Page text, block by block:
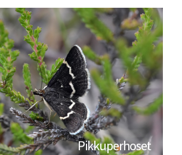
Pikkuperhoset